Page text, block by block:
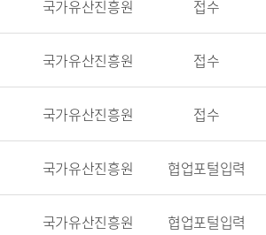
국가유산진흥원 접수
국가유산진흥원 접수
국가유산진흥원 접수
국가유산진흥원 협업포털입력
국가유산진흥원 협업포털입력